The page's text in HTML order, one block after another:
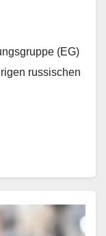
(EG)
russischen